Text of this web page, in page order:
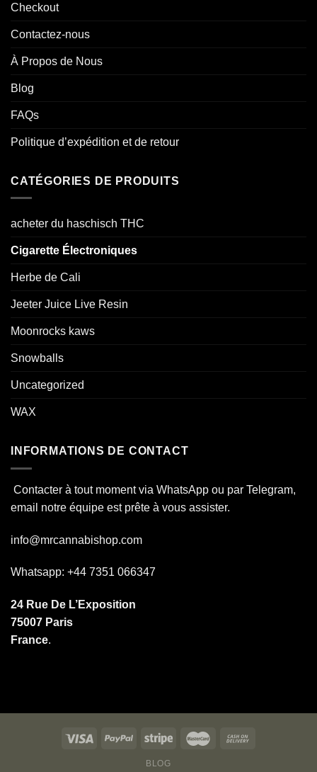
Checkout
Contactez-nous
À Propos de Nous
Blog
FAQs
Politique d’expédition et de retour
CATÉGORIES DE PRODUITS
acheter du haschisch THC
Cigarette Électroniques
Herbe de Cali
Jeeter Juice Live Resin
Moonrocks kaws
Snowballs
Uncategorized
WAX
INFORMATIONS DE CONTACT
Contacter à tout moment via WhatsApp ou par Telegram,
email notre équipe est prête à vous assister.
info@mrcannabishop.com
Whatsapp: +44 7351 066347
24 Rue De L’Exposition
75007 Paris
France.
BLOG